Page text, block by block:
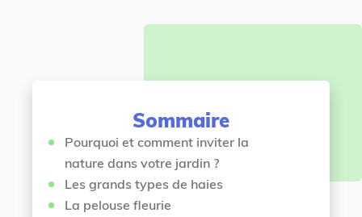
Sommaire
Pourquoi et comment inviter la
nature dans votre jardin ?
Les grands types de haies
La pelouse fleurie